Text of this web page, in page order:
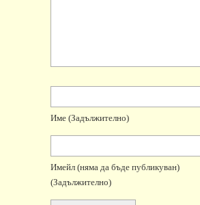
Име (задължително)
Имейл (няма да бъде публикуван)
(задължително)